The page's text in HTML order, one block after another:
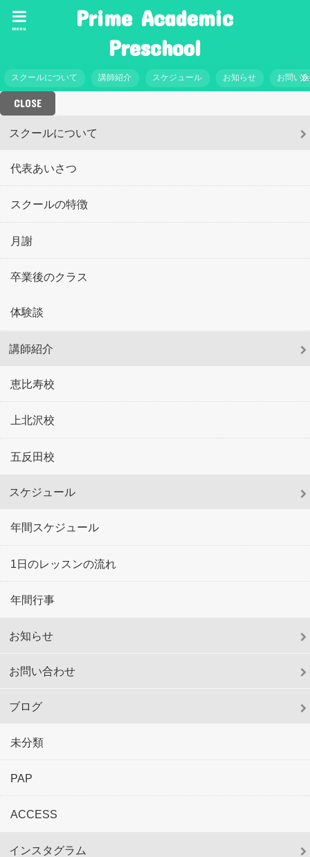
Prime Academic
Preschool
menu
スクールについて 講師紹介 スケジュール お知らせ お問い
CLOSE
スクールについて
代表あいさつ
スクールの特徴
月謝
卒業後のクラス
体験談
講師紹介
恵比寿校
上北沢校
五反田校
スケジュール
年間スケジュール
1日のレッスンの流れ
年間行事
お知らせ
お問い合わせ
ブログ
未分類
PAP
ACCESS
インスタグラム